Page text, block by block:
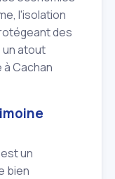
l'isolation
des
atout
à Cachan
un
bien